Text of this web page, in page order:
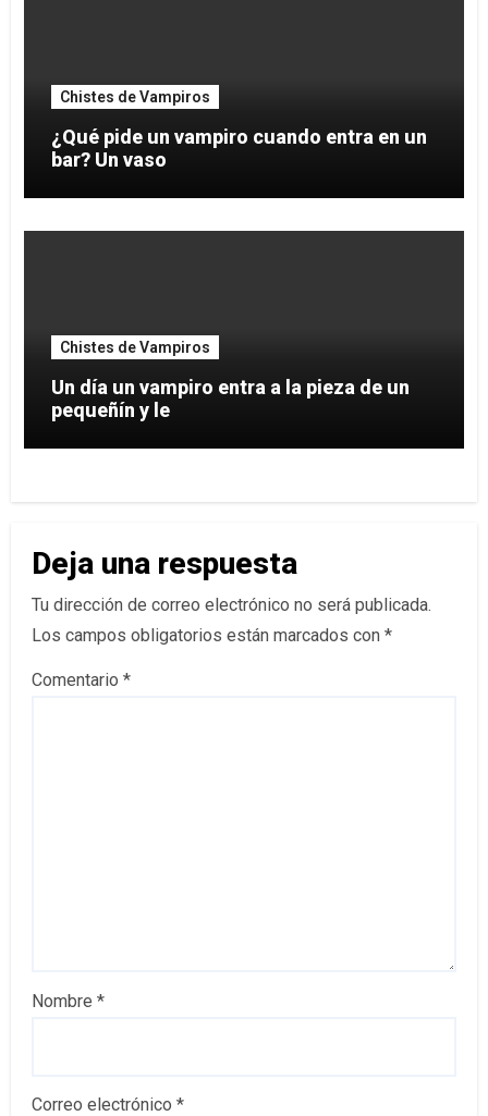
Chistes de Vampiros
¿Qué pide un vampiro cuando entra en un
bar? Un vaso
Chistes de Vampiros
Un día un vampiro entra a la pieza de un
pequeñín y le
Deja una respuesta
Tu dirección de correo electrónico no será publicada.
Los campos obligatorios están marcados con *
Comentario *
Nombre *
Correo electrónico *